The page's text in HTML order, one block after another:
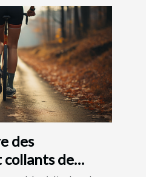
des
collants de